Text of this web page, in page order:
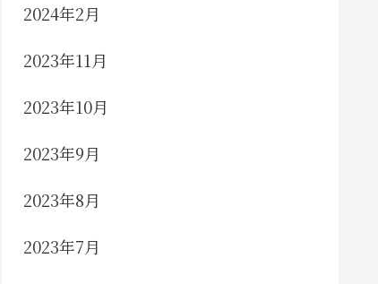
2024年2月
2023年11月
2023年10月
2023年9月
2023年8月
2023年7月